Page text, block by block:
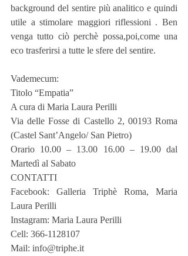
background del sentire più analitico e quindi
utile a stimolare maggiori riflessioni . Ben
venga tutto ciò perchè possa,poi,come una
eco trasferirsi a tutte le sfere del sentire.
Vademecum:
Titolo “Empatia”
A cura di Maria Laura Perilli
Via delle Fosse di Castello 2, 00193 Roma
(Castel Sant’Angelo/ San Pietro)
Orario 10.00 – 13.00 16.00 – 19.00 dal
Martedì al Sabato
CONTATTI
Facebook: Galleria Triphè Roma, Maria
Laura Perilli
Instagram: Maria Laura Perilli
Cell: 366-1128107
Mail: info@triphe.it